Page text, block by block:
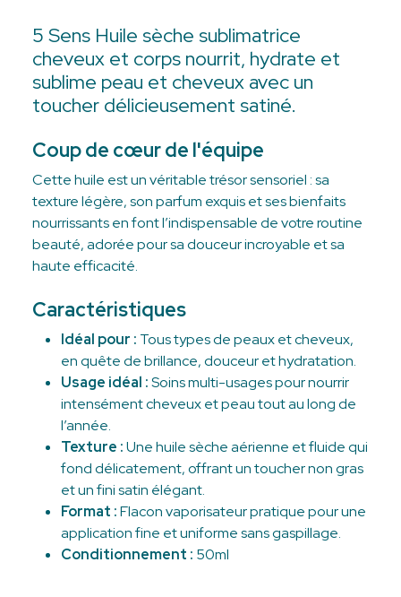
5 Sens Huile sèche sublimatrice
cheveux et corps nourrit, hydrate et
sublime peau et cheveux avec un
toucher délicieusement satiné.
Coup de cœur de l'équipe
Cette huile est un véritable trésor sensoriel : sa
texture légère, son parfum exquis et ses bienfaits
nourrissants en font l’indispensable de votre routine
beauté, adorée pour sa douceur incroyable et sa
haute efficacité.
Caractéristiques
Idéal pour : Tous types de peaux et cheveux,
en quête de brillance, douceur et hydratation.
Usage idéal :Soins multi-usages pour nourrir
intensément cheveux et peau tout au long de
l’année.
Texture :Une huile sèche aérienne et fluide qui
fond délicatement, offrant un toucher non gras
et un fini satin élégant.
Format :Flacon vaporisateur pratique pour une
application fine et uniforme sans gaspillage.
Conditionnement : 50ml